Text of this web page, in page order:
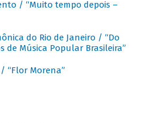
/ “Muito tempo depois –
do Rio de Janeiro / “Do
de Música Popular Brasileira”
“Flor Morena”